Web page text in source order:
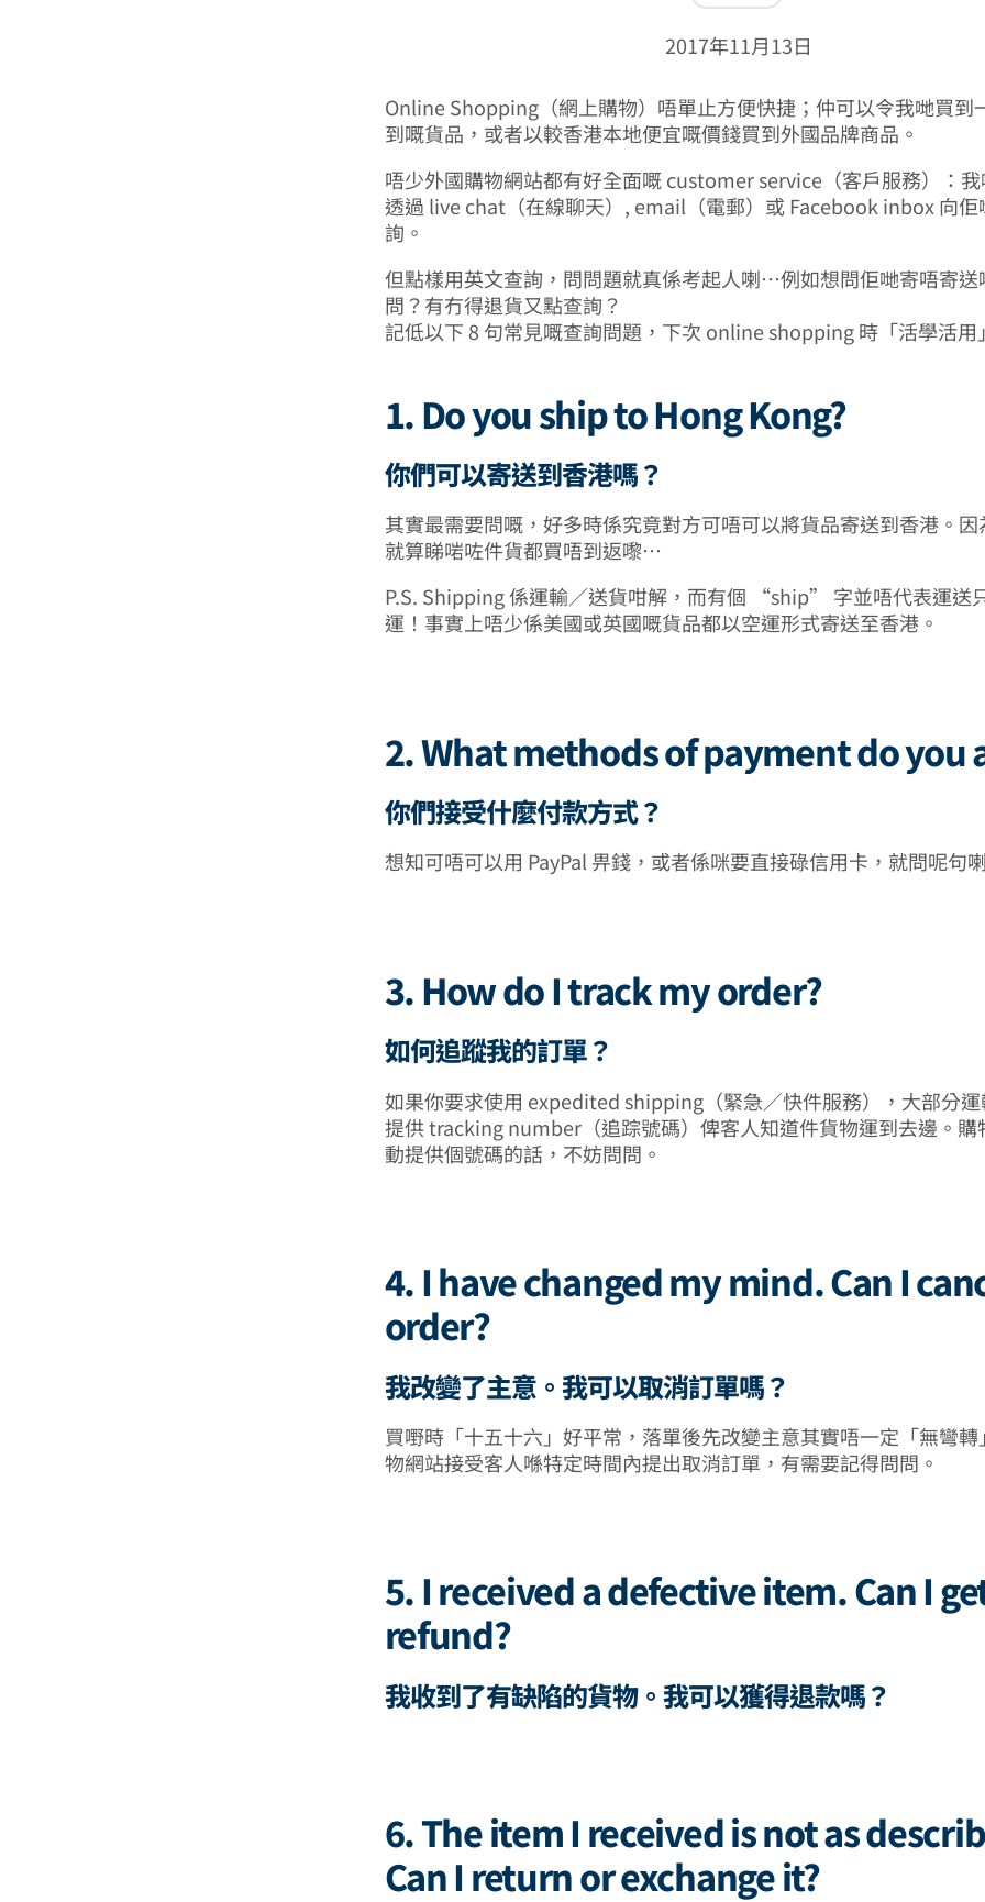
2017年11月13日
Online Shopping（網上購物）唔單止方便快捷；仲可以令我哋買到
到嘅貨品，或者以較香港本地便宜嘅價錢買到外國品牌商品。
唔少外國購物網站都有好全面嘅 customer service（客戶服務）：
透過 live chat（在線聊天）, email（電郵）或 Facebook inbox 向佢
詢。
但點樣用英文查詢，問問題就真係考起人喇⋯例如想問佢哋寄唔寄送
問？有冇得退貨又點查詢？
記低以下 8 句常見嘅查詢問題，下次 online shopping 時「活學活用
1. Do you ship to Hong Kong?
你們可以寄送到香港嗎？
其實最需要問嘅，好多時係究竟對方可唔可以將貨品寄送到香港。
就算睇啱咗件貨都買唔到返嚟⋯
P.S. Shipping 係運輸／送貨咁解，而有個 “ship” 字並唔代表運送
運！事實上唔少係美國或英國嘅貨品都以空運形式寄送至香港。
2. What methods of payment do you
你們接受什麼付款方式？
想知可唔可以用 PayPal 畀錢，或者係咪要直接碌信用卡，就問呢句
3. How do I track my order?
如何追蹤我的訂單？
如果你要求使用 expedited shipping（緊急／快件服務），大部分
提供 tracking number（追踪號碼）俾客人知道件貨物運到去邊。購
動提供個號碼的話，不妨問問。
4. I have changed my mind. Can I
order?
我改變了主意。我可以取消訂單嗎？
買嘢時「十五十六」好平常，落單後先改變主意其實唔一定「無彎
物網站接受客人喺特定時間內提出取消訂單，有需要記得問問。
5. I received a defective item. Can I
refund?
我收到了有缺陷的貨物。我可以獲得退款嗎？
6. The item I received is not as
Can I return or exchange it?